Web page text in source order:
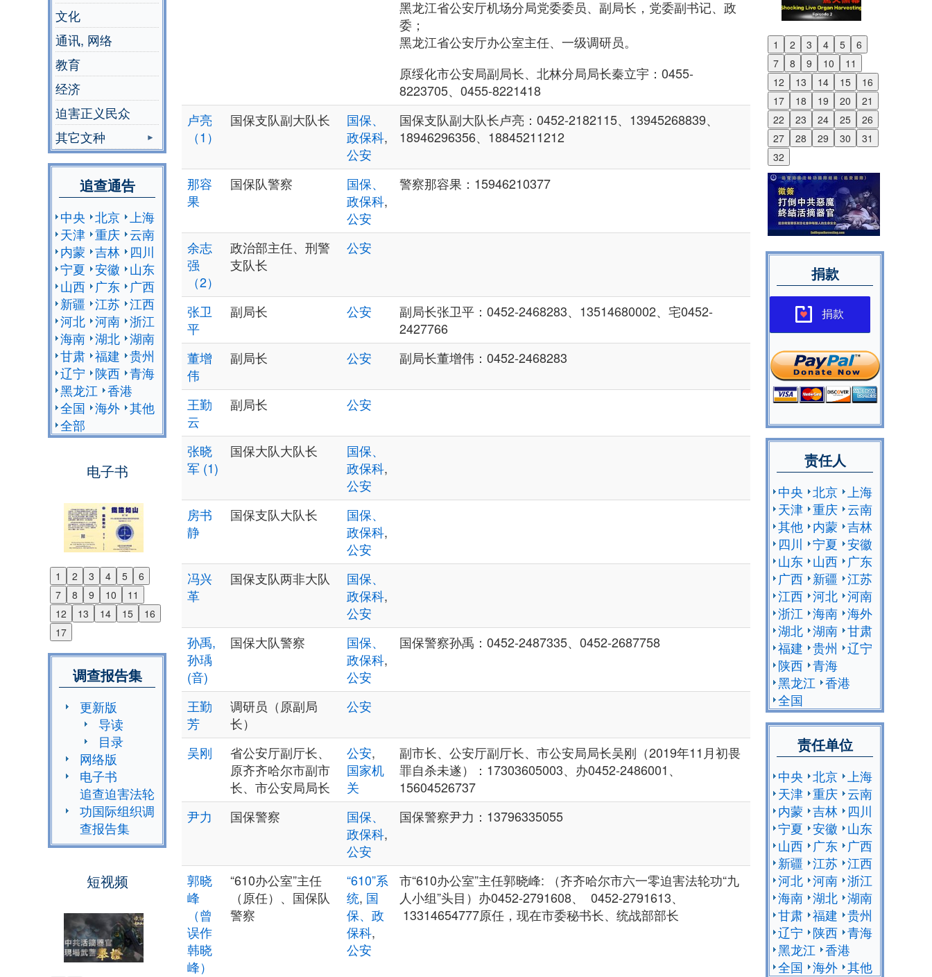
文化
通讯, 网络
教育
经济
迫害正义民众
其它文种
追查通告
中央 北京 上海
天津 重庆 云南
内蒙 吉林
四川
宁夏 安徽
山东
山西
广东
广西
新疆 江苏 江西
河北 河南 浙江
海南 湖北 湖南
甘肃 福建 贵州
辽宁
陕西 青海
黑龙江 香港
全国 海外 其他
全部
电子书
1 2 3 4 5
6
7
8 9 10
11
12
13 14 15
16
17
Previous
Next
调查报告集
更新版
导读
目录
网络版
电子书
追查迫害法轮
功国际组织调
查报告集
短视频
黑龙江省公安厅机场分局党委委员、副局长，党委副书记、政
委；
黑龙江省公安厅办公室主任、一级调研员。
原绥化市公安局副局长、北林分局局长秦立宇：0455-
8223705、0455-8221418
卢亮
（1）
国保支队副大队长
国保、
政保科,
公安
国保支队副大队长卢亮：0452-2182115、13945268839、
18946296356、18845211212
那容
果
国保队警察
国保、
政保科,
公安
警察那容果：15946210377
余志
强
（2）
政治部主任、刑警
支队长
公安
张卫
平
副局长 公安
副局长张卫平：0452-2468283、13514680002、宅0452-
2427766
董增
伟
副局长 公安 副局长董增伟：0452-2468283
王勤
云
副局长 公安
张晓
军 (1)
国保大队大队长
国保、
政保科,
公安
房书
静
国保支队大队长
国保、
政保科,
公安
冯兴
革
国保支队两非大队
国保、
政保科,
公安
孙禹,
孙瑀
(音)
国保大队警察
国保、
政保科,
公安
国保警察孙禹：0452-2487335、0452-2687758
王勤
芳
调研员（原副局
长）
公安
吴刚
省公安厅副厅长、
原齐齐哈尔市副市
长、市公安局局长
公安,
国家机
关
副市长、公安厅副厅长、市公安局局长吴刚（2019年11月初畏
罪自杀未遂）：17303605003、办0452-2486001、
15604526737
尹力
国保警察
国保、
政保科,
公安
国保警察尹力：13796335055
郭晓
峰
（曾
误作
韩晓
峰）
“610办公室”主任
（原任）、国保队
警察
“610”系
统, 国
保、政
保科,
公安
市“610办公室”主任郭晓峰: （齐齐哈尔市六一零迫害法轮功“九
人小组”头目）办0452-2791608、 0452-2791613、
13314654777原任，现在市委秘书长、统战部部长
1 2 3 4 5
6
7
8 9 10
11
12
13 14 15
16
17
18 19 20
21
22
23 24 25
26
27
28 29 30
31
32
Previous
Next
捐款
捐款
责任人
中央 北京
上海
天津 重庆 云南
其他 内蒙 吉林
四川
宁夏 安徽
山东 山西
广东
广西 新疆 江苏
江西 河北 河南
浙江 海南 海外
湖北 湖南 甘肃
福建 贵州
辽宁
陕西 青海
黑龙江 香港
全国
责任单位
中央 北京
上海
天津 重庆 云南
内蒙 吉林
四川
宁夏 安徽
山东
山西
广东
广西
新疆 江苏 江西
河北 河南 浙江
海南 湖北 湖南
甘肃 福建 贵州
辽宁
陕西 青海
黑龙江 香港
全国 海外 其他